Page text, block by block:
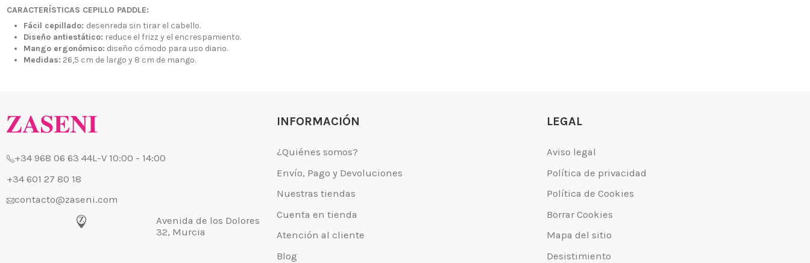
CARACTERÍSTICAS CEPILLO PADDLE:
Fácil cepillado: desenreda sin tirar el cabello.
Diseño antiestático: reduce el frizz y el encrespamiento.
Mango ergonómico: diseño cómodo para uso diario.
Medidas: 26,5 cm de largo y 8 cm de mango.
+34 968 06 63 44L-V 10:00 - 14:00
+34 601 27 80 18
INFORMACIÓN
¿Quiénes somos?
LEGAL